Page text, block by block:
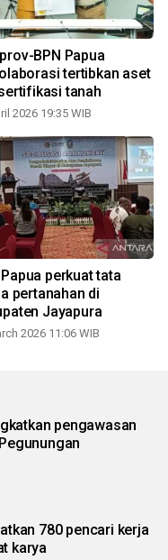
BPN Papua
tertibkan aset
tanah
2026 19:35 WIB
Papua perkuat tata
pertanahan di
Jayapura
2026 11:06 WIB
pengawasan
780 pencari kerja
karya